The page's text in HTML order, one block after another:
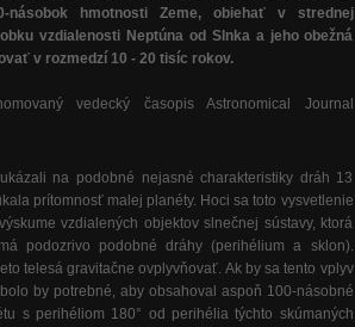
hmotnosti Zeme, obiehať v strednej
vzdialenosti Neptúna od Slnka a jeho obežná
v rozmedzí 10 - 20 tisíc rokov.
vedecký časopis Astronomical Journal
na podobné nejasné charakteristiky dráh 13
prítomnosť malej planéty. Hoci sa toto vysvetlenie
vzdialených objektov slnečnej sústavy, ktorá
podozrivo podobné dráhy (perihélium a sklon).
telesá gravitačne ovplyvňovať. Ak by sa tento vplyv
by potrebné, aby obsahoval aspoň 100-násobné
s perihéliom 180° od perihélia týchto skúmaných